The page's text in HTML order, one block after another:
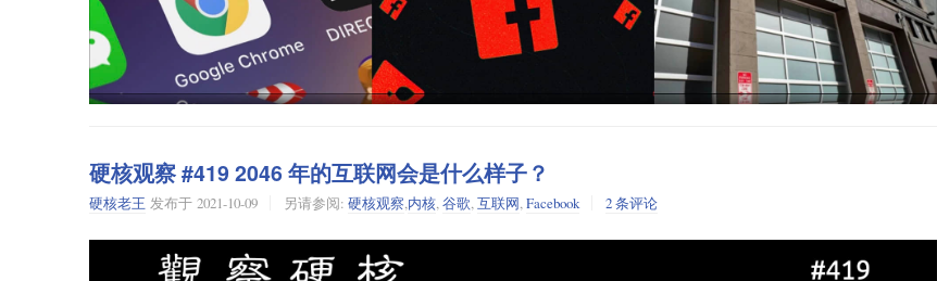
因此，在我看来，真正的问题是：之所以 Facebook 等平台到现在仍是主流社交网络，仅仅是因为网络效应，还是说与只有一家
运营商的地铁系统一样，单一的主流社交网络效率更高？
最后，这些问题让我想起了 FOAF。尽管人们似乎已经忘记了 FOAF 标准，但是早在 Facebook 出现之前，人们就尝试使用
FOAF 建立开放的、去中心化的社交网络。如果过去有哪个去中心化社交网络有机会早于 Facebook 占领如今它驻守的阵地，那
因，无法获得人们的广泛支持。
FOAF 项目诞生于 2000 年，旨在建立一套表示个人身份以及人与人之间关系的通用标准。在今天看来，这一雄心勃勃的项目可
2003 年 Slashdot 曾经 报道
，哈佛大学新生扎克伯格和加州理工新生丹吉洛开发了一个系统，可以分析用户的音乐播放列表并学
习人们的收听模式。这个制作播放列表的软件是他们的高中毕业项目。这篇帖子引起了微软和其他公司的注意，有公司给出了
一份接近一百万美元的报价，但他们拒绝了。有趣的是，在该帖子的一个评论中，后来成为 Facebook 创始人的扎克伯格曾发誓
要保护用户隐私，“除了你之外，你的音乐收听数据都不会提供给其他任何人。我们希望利用大量的数据来帮助分析，但你的个
人数据将永远不会被其他人看到。”而后来成为 Quora 联合创始人和 CEO 的丹吉洛，也补充说，“我不会向人们发送垃圾邮件。
消息来源：Slashdot
老王点评：曾经的年轻人都怀着淳朴的理想，然而成为巨龙之后，都喜欢珠宝。
硬核观察 #419 2046 年的互联网会是什么样子？
硬核老王 发布于 2021-10-09 另请参阅: 硬核观察,内核,谷歌,互联网,Facebook 2 条评论